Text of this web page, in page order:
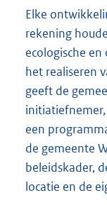
Elke
rekening
ecologische
het realiseren
geeft de
een
de gemeente
beleidskader,
locatie en de